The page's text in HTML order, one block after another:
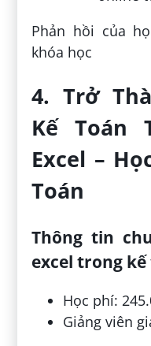
Phản hồi của
khóa học
4. Trở
Kế Toán
Excel –
Toán
Thông tin
excel trong
Học phí:
Giảng viên